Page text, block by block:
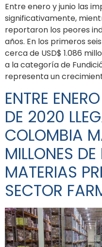
Entre enero y junio las
significativamente,
reportaron los peores
años. En los primeros
cerca de USD$ 1.086
a la categoría de
representa un
ENTRE
DE 2020
COLOMBIA
MILLONES DE
MATERIAS
SECTOR